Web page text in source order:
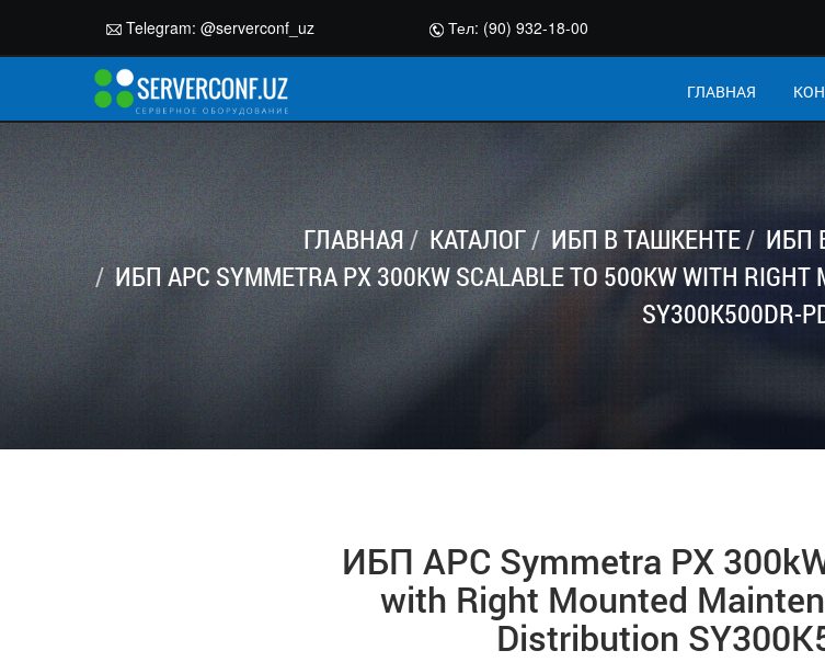
Telegram: @serverconf_uz Тел: (90) 932-18-00
ГЛАВНАЯ
ГЛАВНАЯ КАТАЛОГ ИБП В ТАШКЕНТЕ ИБП
ИБП APC SYMMETRA PX 300KW SCALABLE TO 500KW WITH RIGHT
SY300K500DR-
ИБП APC Symmetra PX
with Right Mounted
Distribution